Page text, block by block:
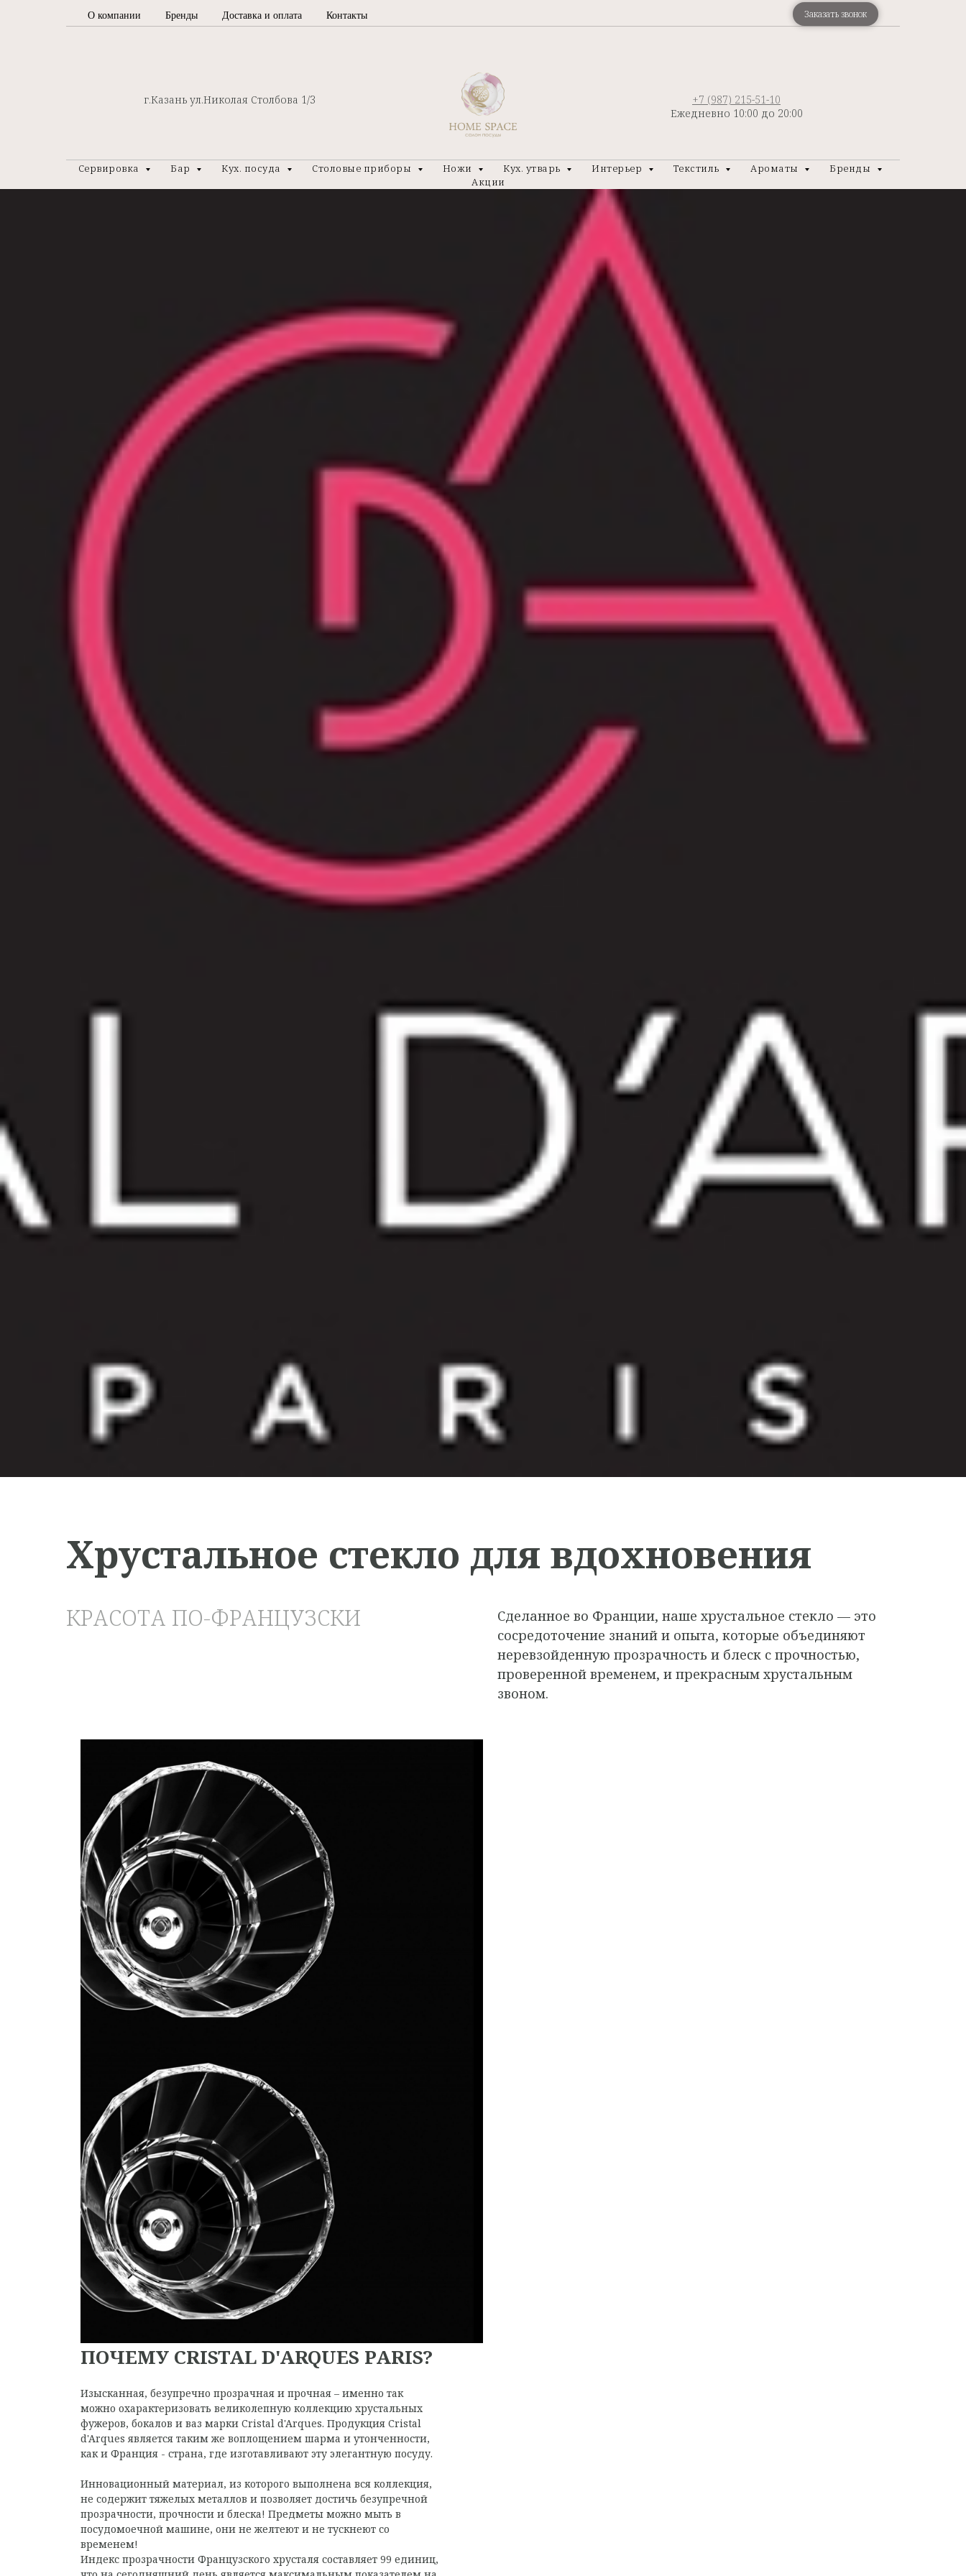
О компании Бренды Доставка и оплата Контакты Заказать звонок
г.Казань ул.Николая Столбова 1/3
+7 (987) 215-51-10
Ежедневно 10:00 до 20:00
Сервировка Бар Кух. посуда Столовые приборы Ножи Кух. утварь Интерьер Текстиль Ароматы
Бренды
Акции
Хрустальное стекло для вдохновения
КРАСОТА ПО-ФРАНЦУЗСКИ
Сделанное во Франции, наше хрустальное стекло — это
сосредоточение знаний и опыта, которые объединяют
неревзойденную прозрачность и блеск с прочностью,
проверенной временем, и прекрасным хрустальным
звоном.
ПОЧЕМУ CRISTAL D'ARQUES PARIS?
Изысканная, безупречно прозрачная и прочная – именно так
можно охарактеризовать великолепную коллекцию хрустальных
фужеров, бокалов и ваз марки Cristal d'Arques. Продукция Cristal
d'Arques является таким же воплощением шарма и утонченности,
как и Франция - страна, где изготавливают эту элегантную посуду.
Инновационный материал, из которого выполнена вся коллекция,
не содержит тяжелых металлов и позволяет достичь безупречной
прозрачности, прочности и блеска! Предметы можно мыть в
посудомоечной машине, они не желтеют и не тускнеют со
временем!
Индекс прозрачности Французского хрусталя составляет 99 единиц,